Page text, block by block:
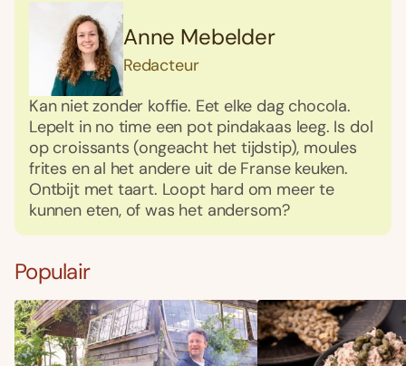
Anne Mebelder
Redacteur
Kan niet zonder koffie. Eet elke dag chocola.
Lepelt in no time een pot pindakaas leeg. Is dol
op croissants (ongeacht het tijdstip), moules
frites en al het andere uit de Franse keuken.
Ontbijt met taart. Loopt hard om meer te
kunnen eten, of was het andersom?
Populair